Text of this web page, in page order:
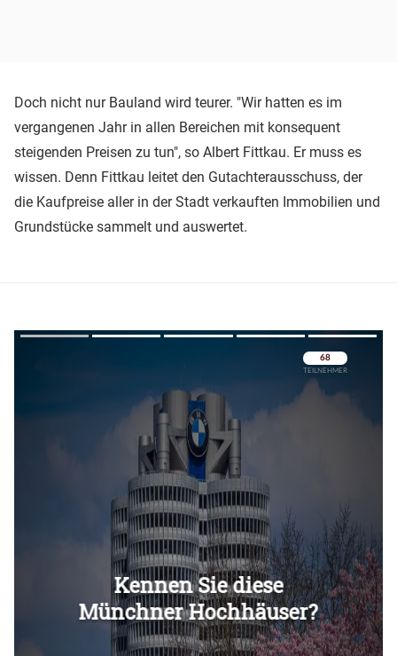
Doch nicht nur Bauland wird teurer. "Wir hatten es im
vergangenen Jahr in allen Bereichen mit konsequent
steigenden Preisen zu tun", so Albert Fittkau. Er muss es
wissen. Denn Fittkau leitet den Gutachterausschuss, der
die Kaufpreise aller in der Stadt verkauften Immobilien und
Grundstücke sammelt und auswertet.
Überspringen
Überspringen